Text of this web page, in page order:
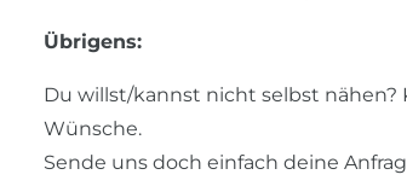
Übrigens:
Du willst/kannst nicht selbst nähen?
Wünsche.
Sende uns doch einfach deine